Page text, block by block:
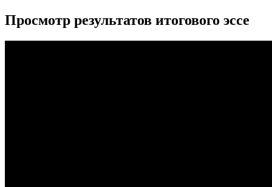
Просмотр результатов итогового эссе